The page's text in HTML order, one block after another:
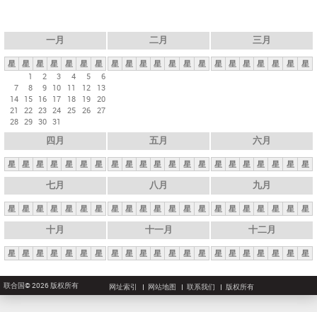
一月
星 星 星 星 星 星
星
1
2 3 4 5
6
7
8 9 10 11 12
13
14 15 16 17 18 19 20
21
22 23 24 25 26 27
28 29 30 31
二月
星 星 星 星 星 星 星
三月
星 星 星 星 星 星 星
四月
星 星 星 星 星 星 星
五月
星 星 星 星 星 星 星
六月
星 星 星 星 星 星 星
七月
星 星 星 星 星 星 星
八月
星 星 星 星 星 星 星
九月
星 星 星 星 星 星 星
十月
星 星 星 星 星 星 星
十一月
星 星 星 星 星 星 星
十二月
星 星 星 星 星 星 星
联合国© 2026 版权所有 网址索引 网站地图 联系我们 版权所有